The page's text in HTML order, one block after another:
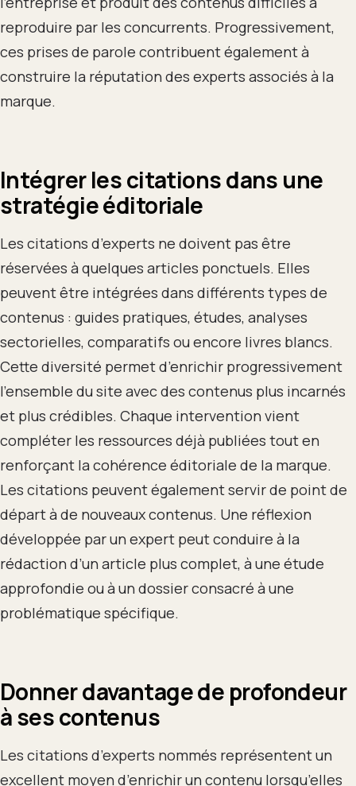
reproduire par les concurrents. Progressivement,
ces prises de parole contribuent également à
construire la réputation des experts associés à la
marque.
Intégrer les citations dans une
stratégie éditoriale
Les citations d’experts ne doivent pas être
réservées à quelques articles ponctuels. Elles
peuvent être intégrées dans différents types de
contenus : guides pratiques, études, analyses
sectorielles, comparatifs ou encore livres blancs.
Cette diversité permet d’enrichir progressivement
l’ensemble du site avec des contenus plus incarnés
et plus crédibles. Chaque intervention vient
compléter les ressources déjà publiées tout en
renforçant la cohérence éditoriale de la marque.
Les citations peuvent également servir de point de
départ à de nouveaux contenus. Une réflexion
développée par un expert peut conduire à la
rédaction d’un article plus complet, à une étude
approfondie ou à un dossier consacré à une
problématique spécifique.
Donner davantage de profondeur
à ses contenus
Les citations d’experts nommés représentent un
excellent moyen d’enrichir un contenu lorsqu’elles